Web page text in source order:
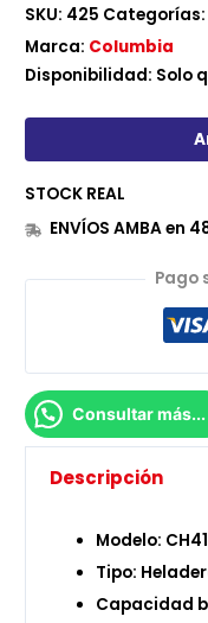
SKU: 425 Categorías:
Marca: Columbia
Disponibilidad: Solo
STOCK REAL
ENVÍOS AMBA en
Pago
Consultar más...
Descripción
Modelo:
Tipo:
Capacidad